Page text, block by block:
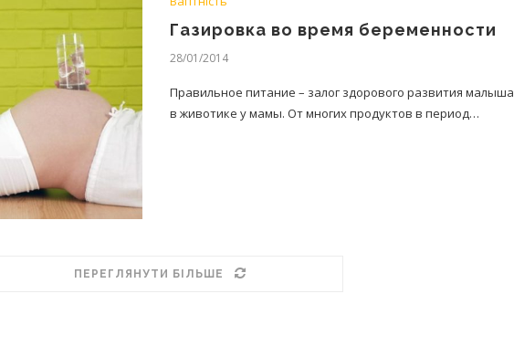
Газировка во время беременности
28/01/2014
Правильное питание – залог здорового развития малыша
в животике у мамы. От многих продуктов в период…
ПЕРЕГЛЯНУТИ БІЛЬШЕ